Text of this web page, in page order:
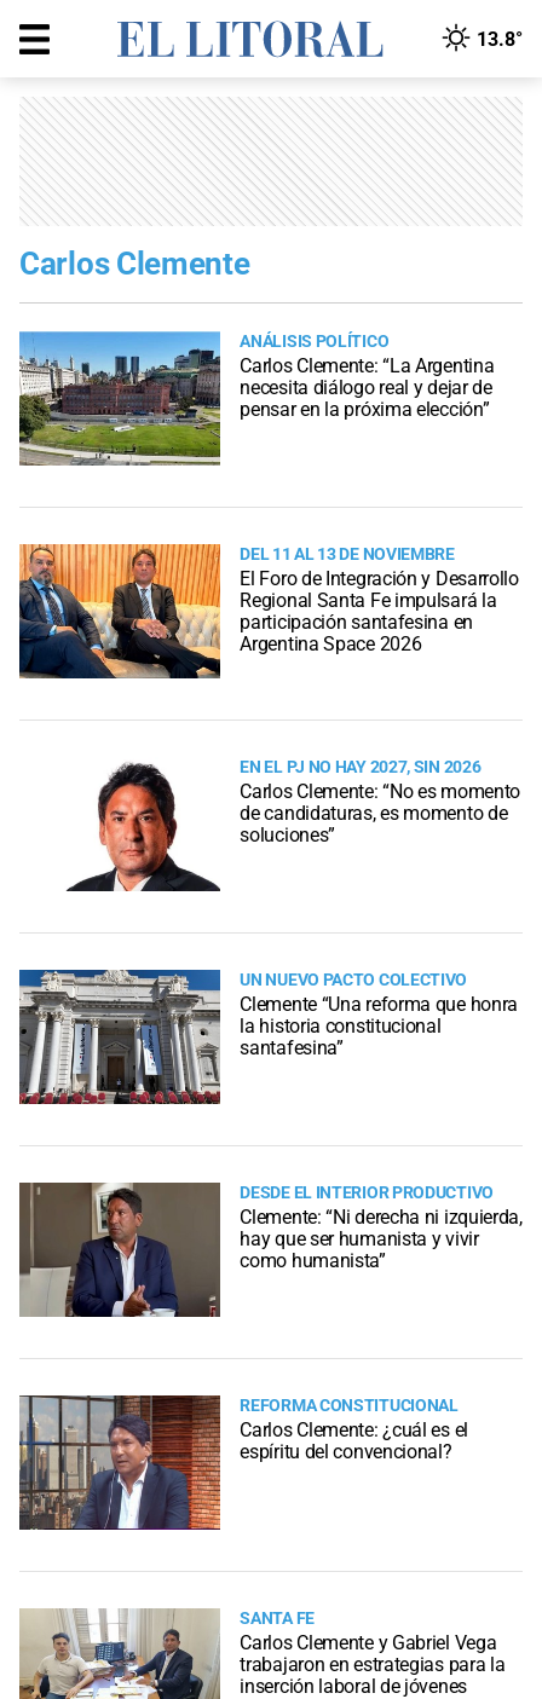
13.8°
Carlos Clemente
ANÁLISIS POLÍTICO
Carlos Clemente: “La Argentina
necesita diálogo real y dejar de
pensar en la próxima elección”
DEL 11 AL 13 DE NOVIEMBRE
El Foro de Integración y Desarrollo
Regional Santa Fe impulsará la
participación santafesina en
Argentina Space 2026
EN EL PJ NO HAY 2027, SIN 2026
Carlos Clemente: “No es momento
de candidaturas, es momento de
soluciones”
UN NUEVO PACTO COLECTIVO
Clemente “Una reforma que honra
la historia constitucional
santafesina”
DESDE EL INTERIOR PRODUCTIVO
Clemente: “Ni derecha ni izquierda,
hay que ser humanista y vivir
como humanista”
REFORMA CONSTITUCIONAL
Carlos Clemente: ¿cuál es el
espíritu del convencional?
SANTA FE
Carlos Clemente y Gabriel Vega
trabajaron en estrategias para la
inserción laboral de jóvenes